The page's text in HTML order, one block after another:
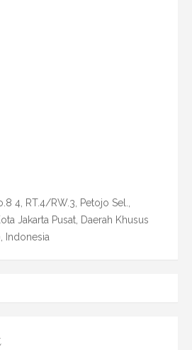
4, RT.4/RW.3, Petojo Sel.,
Jakarta Pusat, Daerah Khusus
Indonesia